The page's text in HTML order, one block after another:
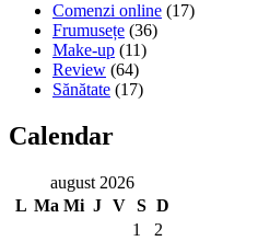
Comenzi online (17)
Frumusețe (36)
Make-up (11)
Review (64)
Sănătate (17)
Calendar
august 2026
L Ma Mi J V S D
1
2